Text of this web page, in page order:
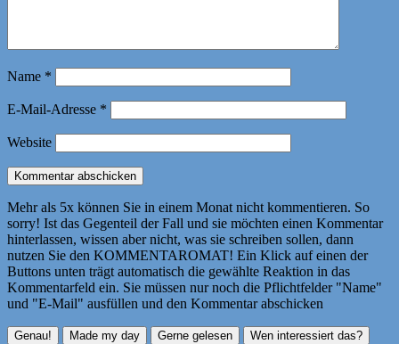
Name *
E-Mail-Adresse *
Website
Mehr als 5x können Sie in einem Monat nicht kommentieren. So
sorry! Ist das Gegenteil der Fall und sie möchten einen Kommentar
hinterlassen, wissen aber nicht, was sie schreiben sollen, dann
nutzen Sie den KOMMENTAROMAT! Ein Klick auf einen der
Buttons unten trägt automatisch die gewählte Reaktion in das
Kommentarfeld ein. Sie müssen nur noch die Pflichtfelder "Name"
und "E-Mail" ausfüllen und den Kommentar abschicken